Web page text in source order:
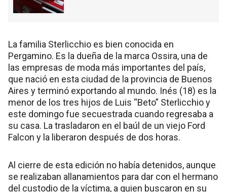
La familia Sterlicchio es bien conocida en
Pergamino. Es la dueña de la marca Ossira, una de
las empresas de moda más importantes del país,
que nació en esta ciudad de la provincia de Buenos
Aires y terminó exportando al mundo. Inés (18) es la
menor de los tres hijos de Luis “Beto” Sterlicchio y
este domingo fue secuestrada cuando regresaba a
su casa. La trasladaron en el baúl de un viejo Ford
Falcon y la liberaron después de dos horas.
Al cierre de esta edición no había detenidos, aunque
se realizaban allanamientos para dar con el hermano
del custodio de la víctima, a quien buscaron en su